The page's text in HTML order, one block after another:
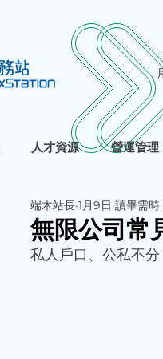
人才資源 營運管理
無限公司常
端木站長 1月9日 讀畢需
私人戶口、公私不